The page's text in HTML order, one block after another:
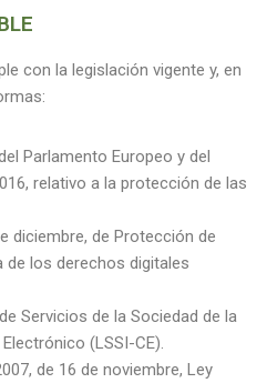
con la legislación vigente y, en
Parlamento Europeo y del
relativo a la protección de las
diciembre, de Protección de
de los derechos digitales
Servicios de la Sociedad de la
(LSSI-CE).
de 16 de noviembre, Ley